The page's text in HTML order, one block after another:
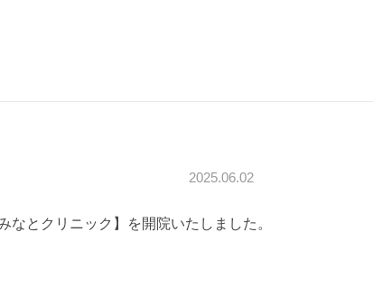
2025.06.02
とクリニック】を開院いたしました。